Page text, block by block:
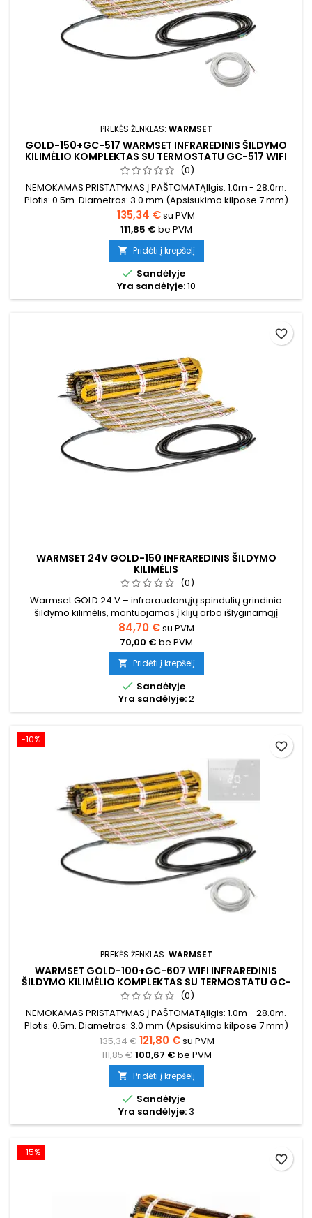
PREKĖS ŽENKLAS: WARMSET
GOLD-150+GC-517 WARMSET INFRAREDINIS ŠILDYMO
KILIMĖLIO KOMPLEKTAS SU TERMOSTATU GC-517 WIFI
(0)
NEMOKAMAS PRISTATYMAS Į PAŠTOMATĄIlgis: 1.0m - 28.0m.
Plotis: 0.5m. Diametras: 3.0 mm (Apsisukimo kilpose 7 mm)
Galia: 150W/m²
135,34 €su PVM
111,85 € be PVM
 Pridėti į krepšelį
 Sandėlyje
Yra sandėlyje:10
WARMSET 24V GOLD-150 INFRAREDINIS ŠILDYMO
KILIMĖLIS
(0)
Warmset GOLD 24 V – infraraudonųjų spindulių grindinio
šildymo kilimėlis, montuojamas į klijų arba išlyginamąjį
sluoksnį. Galia 150 W/m², apsaugos klasė IPX7, poliamido
izoliacija. Galimi variantai nuo 0,5 iki 2,5 m².
84,70 €su PVM
70,00 € be PVM
 Pridėti į krepšelį
 Sandėlyje
Yra sandėlyje:2
favorite_border
−10%
PREKĖS ŽENKLAS: WARMSET
WARMSET GOLD-100+GC-607 WIFI INFRAREDINIS
ŠILDYMO KILIMĖLIO KOMPLEKTAS SU TERMOSTATU GC-
607 WIFI (0)
NEMOKAMAS PRISTATYMAS Į PAŠTOMATĄIlgis: 1.0m - 28.0m.
Plotis: 0.5m. Diametras: 3.0 mm (Apsisukimo kilpose 7 mm)
Galia: 100W/m²
135,34 €121,80 €su PVM
111,85 €100,67 € be PVM
 Pridėti į krepšelį
 Sandėlyje
Yra sandėlyje:3
favorite_border
−15%
favorite_border